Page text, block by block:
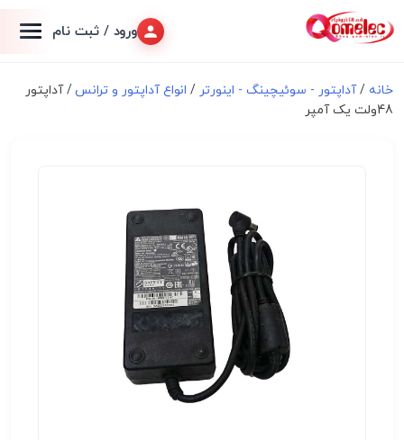
ورود / ثبت نام
خانه /آداپتور - سوئیچینگ - اینورتر / انواع آداپتور و ترانس/ آداپتور
48ولت یک آمپر